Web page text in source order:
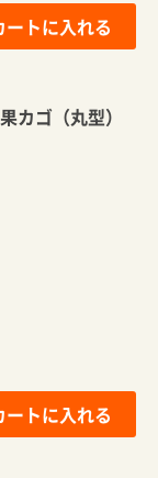
ートに入れる
ゴ（丸型）
ートに入れる